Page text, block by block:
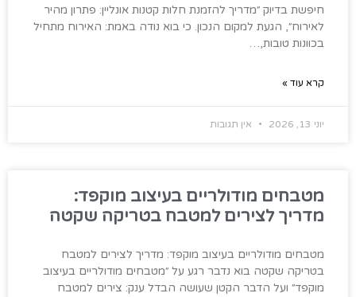
חיפשת בדיוק ״מדריך להזמנת חלות קטנות אונליין: פתרון מהיר
לאירוח״, הגעת למקום הנכון. כי בוא נודה באמת: האירוח מתחיל
בכוונות טובות,…
קרא עוד »
יוני 13, 2026 אין תגובות
מטבחים מודולריים בעיצוב מוקפד:
מדריך לצירים למטבח בטריקה שקטה
מטבחים מודולריים בעיצוב מוקפד: מדריך לצירים למטבח
בטריקה שקטה בוא נדבר רגע על ״מטבחים מודולריים בעיצוב
מוקפד״ ועל הדבר הקטן שעושה הבדל ענק: צירים למטבח